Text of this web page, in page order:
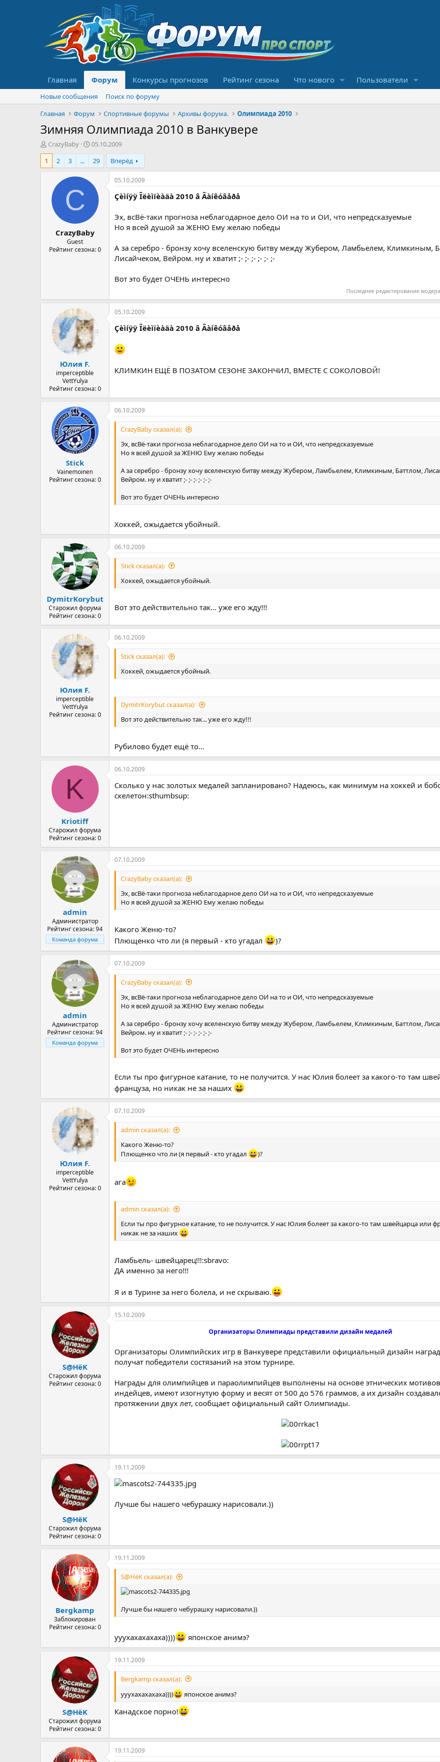
Главная Форум Конкурсы прогнозов Рейтинг сезона Что нового Пользователи
Новые сообщения
Поиск по форуму
Главная
Форум Спортивные форумы Архивы форума. Олимпиада 2010
Зимняя Олимпиада 2010 в Ванкувере
А
в
о
м
CrazyBaby
Д
а
т
а
а
л
05.10.2009
1
2 3 ... 29 Вперёд
C
CrazyBaby
Guest
Рейтинг сезона: 0
05.10.2009
Çèìíÿÿ Îëèìïèàäà 2010 â Âàíêóâåðå
Эх, всВё-таки прогноза неблагодарное дело ОИ на то и ОИ, что непредсказуемые
Но я всей душой за ЖЕНЮ Ему желаю победы
А за серебро - бронзу хочу вселенскую битву между Жубером, Ламбьелем, Климкиным,
Лисайчеком, Вейром. ну и хватит ;- ;- ;- ;- ;- ;-
Вот это будет ОЧЕНЬ интересно
Последнее редактирование
Юлия F.
imperceptible
VettYulya
Рейтинг сезона: 0
05.10.2009
Çèìíÿÿ Îëèìïèàäà 2010 â Âàíêóâåðå
КЛИМКИН ЕЩЁ В ПОЗАТОМ СЕЗОНЕ ЗАКОНЧИЛ, ВМЕСТЕ С СОКОЛОВОЙ!
Stick
Vainemoinen
Рейтинг сезона: 0
06.10.2009
CrazyBaby сказал(а):
Эх, всВё-таки прогноза неблагодарное дело ОИ на то и ОИ, что непредсказуемые
Но я всей душой за ЖЕНЮ Ему желаю победы
А за серебро - бронзу хочу вселенскую битву между Жубером, Ламбьелем, Климкиным, Баттлом,
Вейром. ну и хватит ;- ;- ;- ;- ;- ;-
Вот это будет ОЧЕНЬ интересно
Хоккей, ожыдается убойный.
DymitrKorybut
Старожил форума
Рейтинг сезона: 0
06.10.2009
Stick сказал(а):
Хоккей, ожыдается убойный.
Вот это действительно так... уже его жду!!!
Юлия F.
imperceptible
VettYulya
Рейтинг сезона: 0
06.10.2009
Stick сказал(а):
Хоккей, ожыдается убойный.
DymitrKorybut сказал(а):
Вот это действительно так... уже его жду!!!
Рубилово будет ещё то...
K
Kriotiff
Старожил форума
Рейтинг сезона: 0
06.10.2009
Сколько у нас золотых медалей запланировано? Надеюсь, как минимум на хоккей и
скелетон:sthumbsup:
admin
Администратор
Рейтинг сезона: 94
Команда форума
07.10.2009
CrazyBaby сказал(а):
Эх, всВё-таки прогноза неблагодарное дело ОИ на то и ОИ, что непредсказуемые
Но я всей душой за ЖЕНЮ Ему желаю победы
Какого Женю-то?
Плющенко что ли (я первый - кто угадал
)?
admin
Администратор
Рейтинг сезона: 94
Команда форума
07.10.2009
CrazyBaby сказал(а):
Эх, всВё-таки прогноза неблагодарное дело ОИ на то и ОИ, что непредсказуемые
Но я всей душой за ЖЕНЮ Ему желаю победы
А за серебро - бронзу хочу вселенскую битву между Жубером, Ламбьелем, Климкиным, Баттлом,
Вейром. ну и хватит ;- ;- ;- ;- ;- ;-
Вот это будет ОЧЕНЬ интересно
Если ты про фигурное катание, то не получится. У нас Юлия болеет за какого-то там
француза, но никак не за наших
Юлия F.
imperceptible
VettYulya
Рейтинг сезона: 0
07.10.2009
admin сказал(а):
Какого Женю-то?
Плющенко что ли (я первый - кто угадал
)?
ага
admin сказал(а):
Если ты про фигурное катание, то не получится. У нас Юлия болеет за какого-то там швейцарца или
никак не за наших
Ламбьель- швейцарец!!!:sbravo:
ДА именно за него!!!
Я и в Турине за него болела, и не скрываю.
S@HёK
Старожил форума
Рейтинг сезона: 0
15.10.2009
Организаторы Олимпиады представили дизайн медалей
Организаторы Олимпийских игр в Ванкувере представили официальный дизайн
получат победители состязаний на этом турнире.
Награды для олимпийцев и параолимпийцев выполнены на основе этнических
индейцев, имеют изогнутую форму и весят от 500 до 576 граммов, а их дизайн
протяжении двух лет, сообщает официальный сайт Олимпиады.
S@HёK
Старожил форума
Рейтинг сезона: 0
19.11.2009
Лучше бы нашего чебурашку нарисовали.))
Bergkamp
Заблокирован
Рейтинг сезона: 0
19.11.2009
S@HёK сказал(а):
Лучше бы нашего чебурашку нарисовали.))
ууухахахахаха)))) японское анимэ?
S@HёK
Старожил форума
Рейтинг сезона: 0
19.11.2009
Bergkamp сказал(а):
ууухахахахаха))))
японское анимэ?
Канадское порно!
19.11.2009